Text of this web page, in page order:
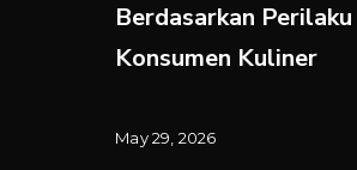
Perilaku
Konsumen
Berdasarkan Perilaku
Konsumen Kuliner
May 29, 2026